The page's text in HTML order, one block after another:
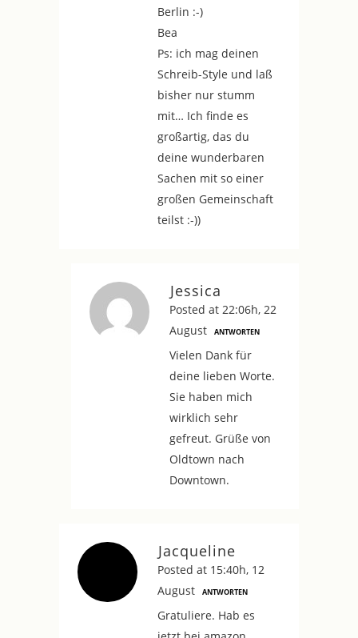
Berlin :-)
Bea
Ps: ich mag deinen
Schreib-Style und laß
bisher nur stumm
mit… Ich finde es
großartig, das du
deine wunderbaren
Sachen mit so einer
großen Gemeinschaft
teilst :-))
Jessica
Posted at 22:06h, 22
August
ANTWORTEN
Vielen Dank für
deine lieben Worte.
Sie haben mich
wirklich sehr
gefreut. Grüße von
Oldtown nach
Downtown.
Jacqueline
Posted at 15:40h, 12
August
ANTWORTEN
Gratuliere. Hab es